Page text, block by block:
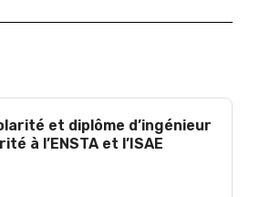
et diplôme d’ingénieur
à l’ENSTA et l’ISAE